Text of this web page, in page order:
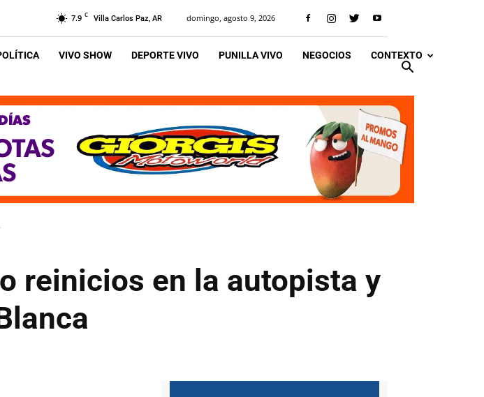
7.9 C Villa Carlos Paz, AR domingo, agosto 9, 2026
VIVO SHOW DEPORTE VIVO PUNILLA VIVO NEGOCIOS CONTEXTO
reinicios en la autopista y